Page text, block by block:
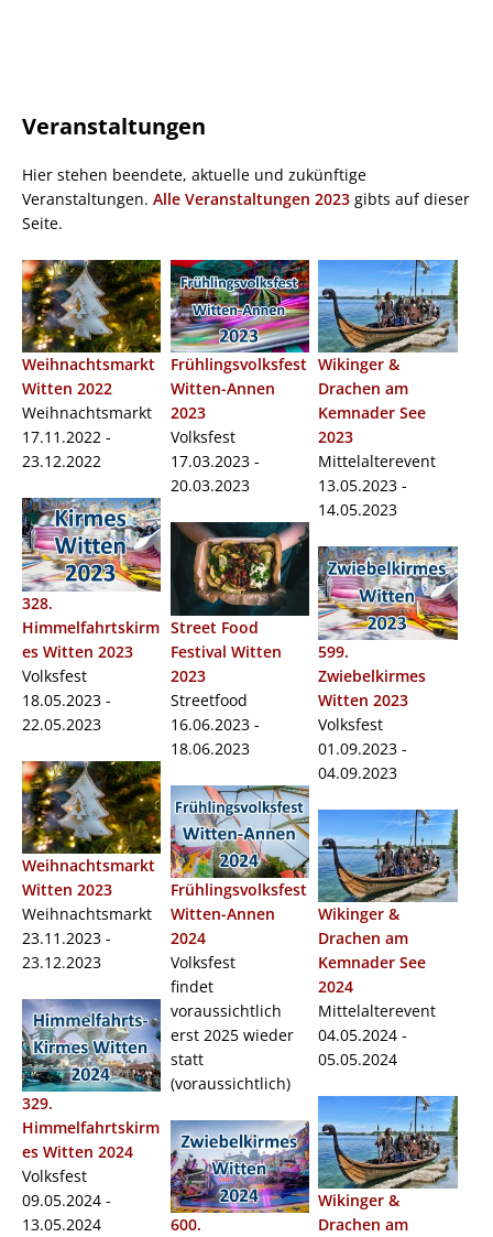
Veranstaltungen
Hier stehen beendete, aktuelle und zukünftige
Veranstaltungen. Alle Veranstaltungen 2023 gibts auf dieser
Seite.
Weihnachtsmarkt
Witten 2022
Weihnachtsmarkt
17.11.2022 -
23.12.2022
328.
Himmelfahrtskirm
es Witten 2023
Volksfest
18.05.2023 -
22.05.2023
Weihnachtsmarkt
Witten 2023
Weihnachtsmarkt
23.11.2023 -
23.12.2023
329.
Himmelfahrtskirm
es Witten 2024
Volksfest
09.05.2024 -
13.05.2024
Frühlingsvolksfest
Witten-Annen
2023
Volksfest
17.03.2023 -
20.03.2023
Street Food
Festival Witten
2023
Streetfood
16.06.2023 -
18.06.2023
Frühlingsvolksfest
Witten-Annen
2024
Volksfest
findet
voraussichtlich
erst 2025 wieder
statt
(voraussichtlich)
600.
Wikinger &
Drachen am
Kemnader See
2023
Mittelalterevent
13.05.2023 -
14.05.2023
599.
Zwiebelkirmes
Witten 2023
Volksfest
01.09.2023 -
04.09.2023
Wikinger &
Drachen am
Kemnader See
2024
Mittelalterevent
04.05.2024 -
05.05.2024
Wikinger &
Drachen am